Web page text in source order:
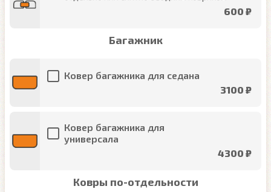
600 ₽
Багажник
Ковер багажника для седана
3100 ₽
Ковер багажника для
универсала
4300 ₽
Ковры по-отдельности